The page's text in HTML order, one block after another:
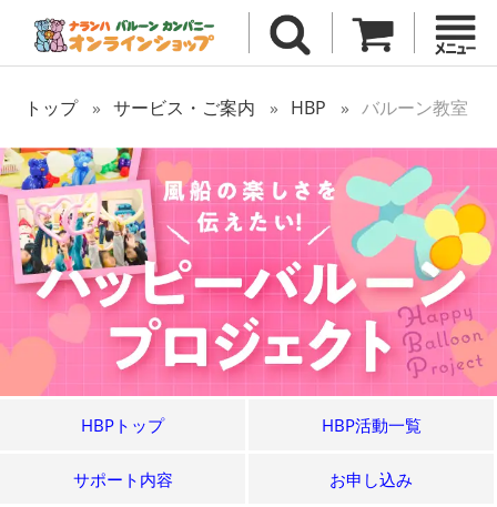
トップ サービス・ご案内 HBP バルーン教室
HBPトップ HBP活動一覧
サポート内容 お申し込み